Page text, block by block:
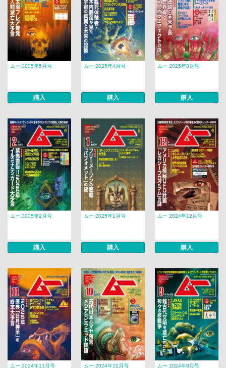
ムー 2025年5月号
購入
ムー 2025年4月号
購入
ムー 2025年3月号
購入
ムー 2025年2月号
購入
ムー 2025年1月号
購入
ムー 2024年12月号
購入
ムー 2024年11月号 ムー 2024年10月号 ムー 2024年9月号